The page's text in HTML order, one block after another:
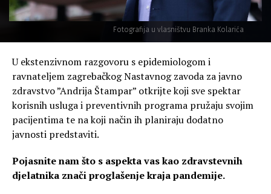
Fotografija u vlasništvu Branka Kolarića
U ekstenzivnom razgovoru s epidemiologom i
ravnateljem zagrebačkog Nastavnog zavoda za javno
zdravstvo ”Andrija Štampar” otkrijte koji sve spektar
korisnih usluga i preventivnih programa pružaju svojim
pacijentima te na koji način ih planiraju dodatno
javnosti predstaviti.
Pojasnite nam što s aspekta vas kao zdravstevnih
djelatnika znači proglašenje kraja pandemije.